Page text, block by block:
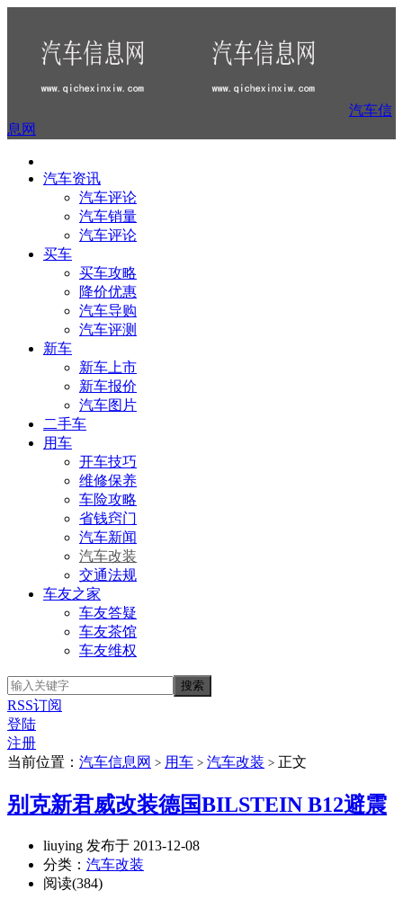
汽车信
息网
汽车资讯
汽车评论
汽车销量
汽车评论
买车
买车攻略
降价优惠
汽车导购
汽车评测
新车
新车上市
新车报价
汽车图片
二手车
用车
开车技巧
维修保养
车险攻略
省钱窍门
汽车新闻
汽车改装
交通法规
车友之家
车友答疑
车友茶馆
车友维权
RSS订阅
登陆
注册
当前位置： 汽车信息网 > 用车 > 汽车改装 > 正文
别克新君威改装德国BILSTEIN B12避震
liuying 发布于 2013-12-08
分类： 汽车改装
阅读(384)